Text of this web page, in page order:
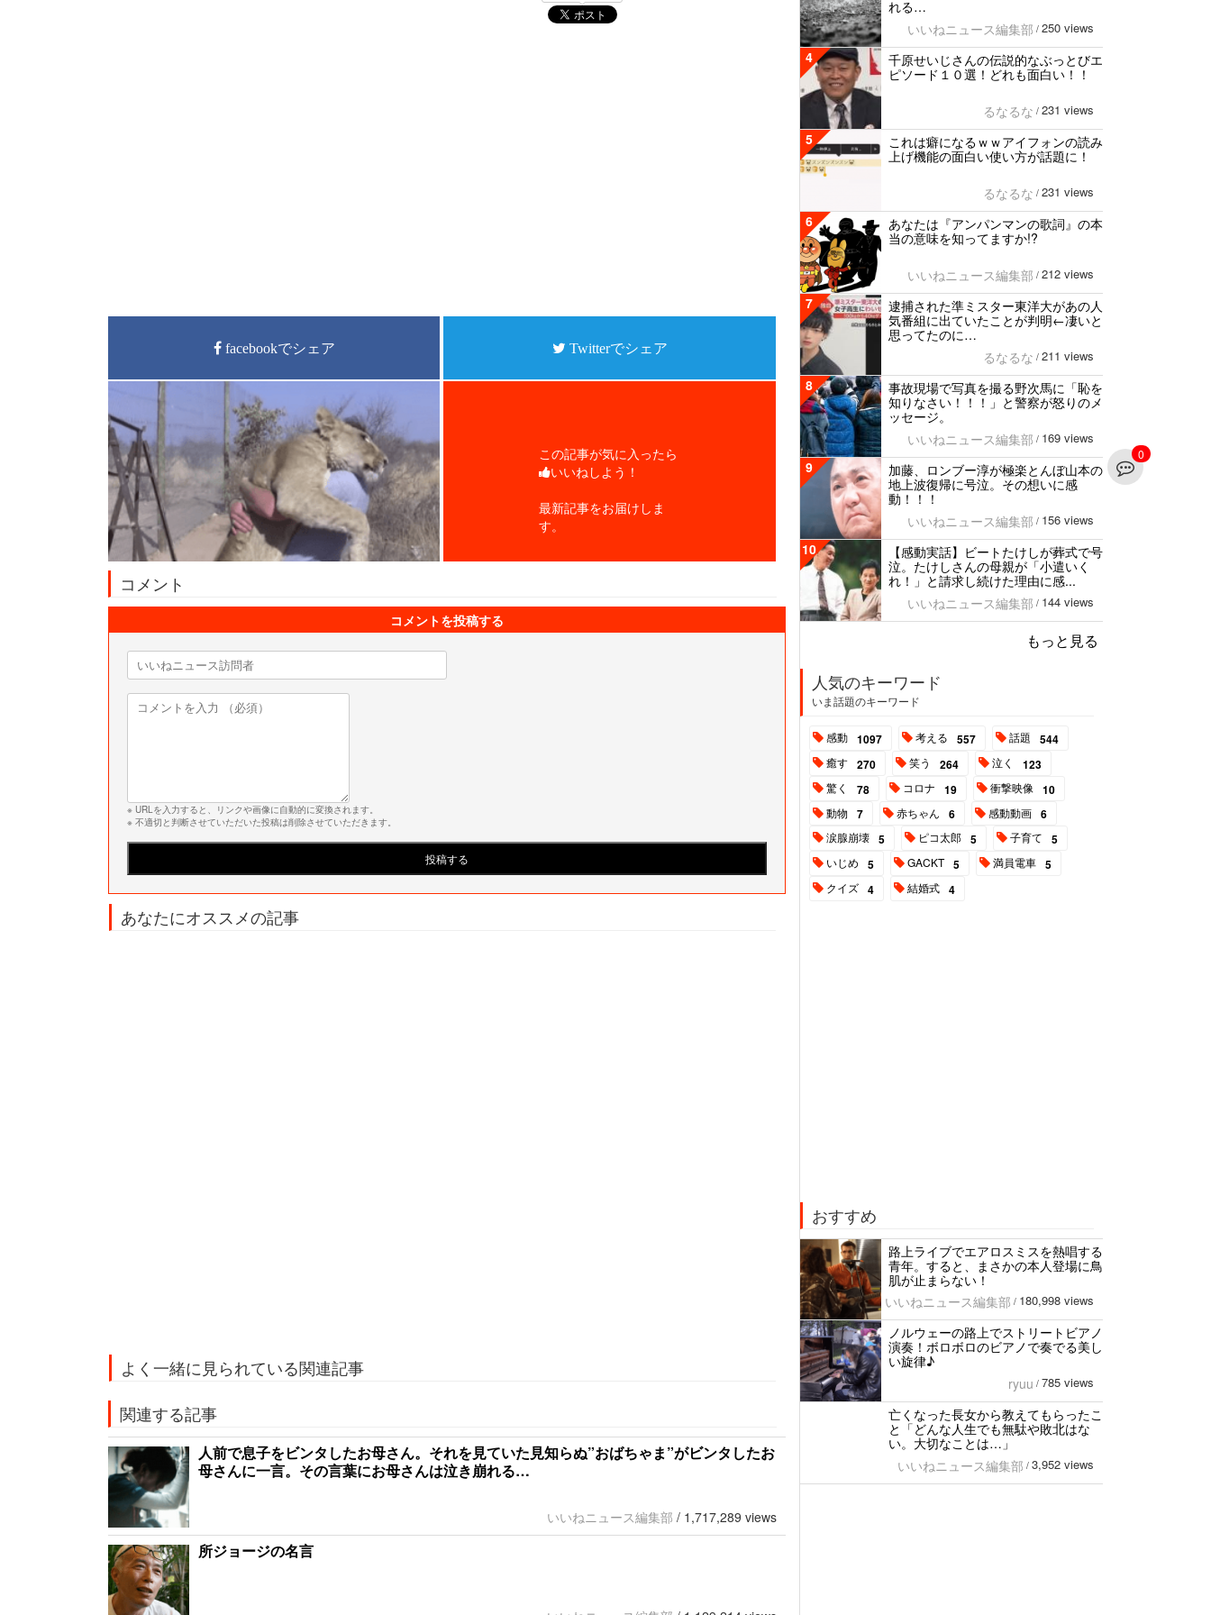
facebookでシェア Twitterでシェア
この記事が気に入ったら
いいねしよう！
最新記事をお届けしま
す。
コメント
0
コメントを投稿する
※ URLを入力すると、リンクや画像に自動的に変換されます。
※ 不適切と判断させていただいた投稿は削除させていただきます。
あなたにオススメの記事
よく一緒に見られている関連記事
関連する記事
人前で息子をビンタしたお母さん。それを見ていた見知らぬ”おばちゃま”がビンタしたお
母さんに一言。その言葉にお母さんは泣き崩れる…
いいねニュース編集部 / 1,717,289 views
所ジョージの名言
れる…
いいねニュース編集部 / 250 views
4
千原せいじさんの伝説的なぶっとびエ
ピソード１０選！どれも面白い！！
るなるな / 231 views
5
これは癖になるｗｗアイフォンの読み
上げ機能の面白い使い方が話題に！
るなるな / 231 views
6
あなたは『アンパンマンの歌詞』の本
当の意味を知ってますか!?
いいねニュース編集部 / 212 views
7
逮捕された準ミスター東洋大があの人
気番組に出ていたことが判明←凄いと
思ってたのに…
るなるな / 211 views
8
事故現場で写真を撮る野次馬に「恥を
知りなさい！！！」と警察が怒りのメ
ッセージ。
いいねニュース編集部 / 169 views
9
加藤、ロンブー淳が極楽とんぼ山本の
地上波復帰に号泣。その想いに感
動！！！
いいねニュース編集部 / 156 views
10
【感動実話】ビートたけしが葬式で号
泣。たけしさんの母親が「小遣いく
れ！」と請求し続けた理由に感...
いいねニュース編集部 / 144 views
もっと見る
人気のキーワード
いま話題のキーワード
感動 1097 考える 557 話題 544
癒す 270 笑う 264 泣く 123
驚く 78 コロナ 19 衝撃映像 10
動物 7 赤ちゃん 6 感動動画 6
涙腺崩壊 5 ピコ太郎 5 子育て 5
いじめ 5 GACKT 5 満員電車 5
クイズ 4 結婚式 4
おすすめ
路上ライブでエアロスミスを熱唱する
青年。すると、まさかの本人登場に鳥
肌が止まらない！
いいねニュース編集部 / 180,998 views
ノルウェーの路上でストリートビアノ
演奏！ボロボロのビアノで奏でる美し
い旋律♪
ryuu / 785 views
亡くなった長女から教えてもらったこ
と「どんな人生でも無駄や敗北はな
い。大切なことは…」
いいねニュース編集部 / 3,952 views